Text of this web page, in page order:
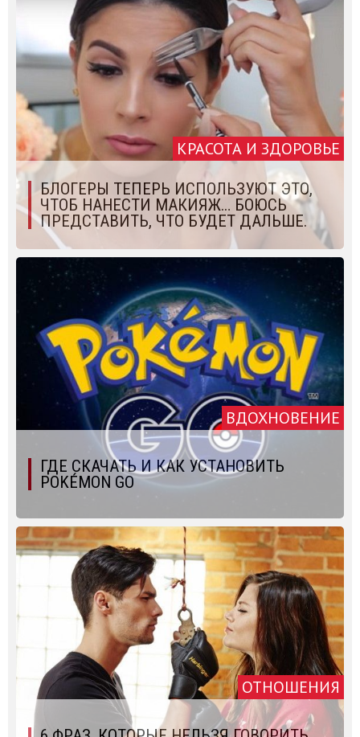
КРАСОТА И ЗДОРОВЬЕ
БЛОГЕРЫ ТЕПЕРЬ ИСПОЛЬЗУЮТ ЭТО,
ЧТОБ НАНЕСТИ МАКИЯЖ… БОЮСЬ
ПРЕДСТАВИТЬ, ЧТО БУДЕТ ДАЛЬШЕ.
ВДОХНОВЕНИЕ
ГДЕ СКАЧАТЬ И КАК УСТАНОВИТЬ
POKÉMON GO
ОТНОШЕНИЯ